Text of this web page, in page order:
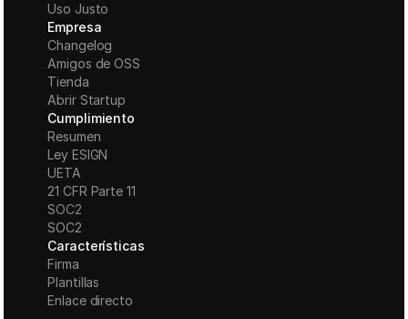
Uso Justo
Empresa
Changelog
Amigos de OSS
Tienda
Abrir Startup
Cumplimiento
Resumen
Ley ESIGN
UETA
21 CFR Parte 11
SOC2
SOC2
Características
Firma
Plantillas
Enlace directo